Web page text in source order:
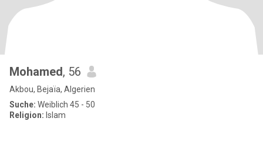
Mohamed, 56
Akbou, Bejaïa, Algerien
Suche: Weiblich 45 - 50
Religion: Islam